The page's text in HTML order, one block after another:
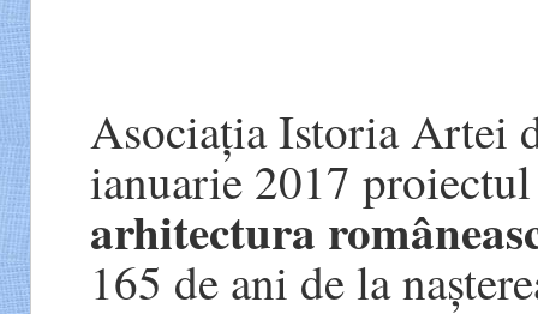
Asociația Istoria Artei
ianuarie 2017
arhitectura
165 de ani de la